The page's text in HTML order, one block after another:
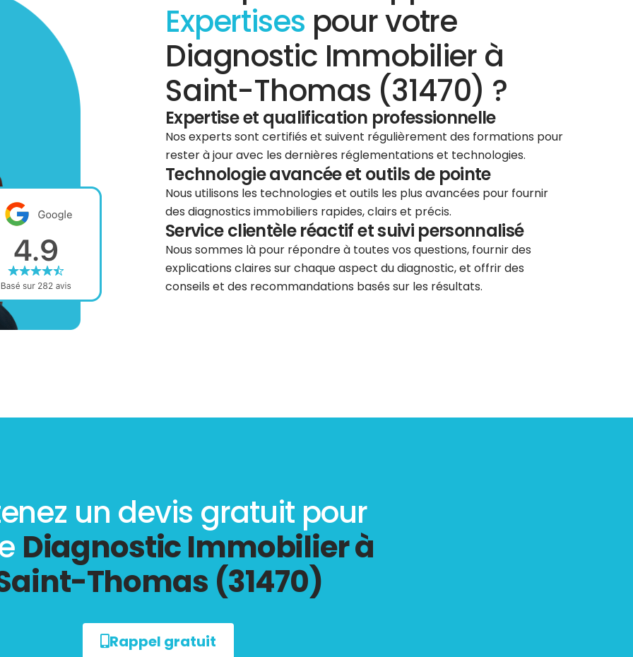
Expertises pour votre
Diagnostic Immobilier à
Saint-Thomas (31470) ?
Expertise et qualification professionnelle
Nos experts sont certifiés et suivent régulièrement des formations pour
rester à jour avec les dernières réglementations et technologies.
Technologie avancée et outils de pointe
Nous utilisons les technologies et outils les plus avancées pour fournir
des diagnostics immobiliers rapides, clairs et précis.
Service clientèle réactif et suivi personnalisé
Nous sommes là pour répondre à toutes vos questions, fournir des
explications claires sur chaque aspect du diagnostic, et offrir des
conseils et des recommandations basés sur les résultats.
un devis gratuit pour
Diagnostic Immobilier à
Thomas (31470)
Rappel gratuit